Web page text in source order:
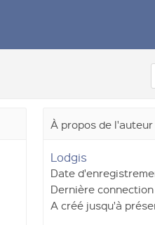
À propos de l'auteur
Lodgis
Date
Dernière connection
A créé jusqu'à